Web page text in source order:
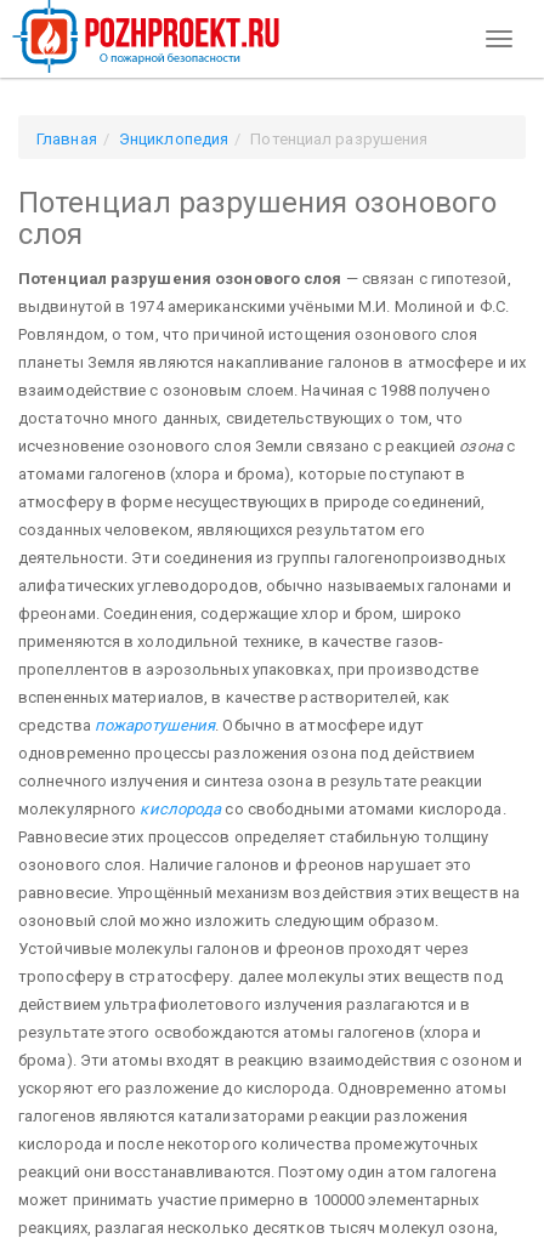
Главная Энциклопедия
Потенциал разрушения
Потенциал разрушения озонового
слоя
Потенциал разрушения озонового слоя — связан с гипотезой,
выдвинутой в 1974 американскими учёными М.И. Молиной и Ф.С.
Ровляндом, о том, что причиной истощения озонового слоя
планеты Земля являются накапливание галонов в атмосфере и их
взаимодействие с озоновым слоем. Начиная с 1988 получено
достаточно много данных, свидетельствующих о том, что
исчезновение озонового слоя Земли связано с реакцией озонас
атомами галогенов (хлора и брома), которые поступают в
атмосферу в форме несуществующих в природе соединений,
созданных человеком, являющихся результатом его
деятельности. Эти соединения из группы галогенопроизводных
алифатических углеводородов, обычно называемых галонами и
фреонами. Соединения, содержащие хлор и бром, широко
применяются в холодильной технике, в качестве газов-
пропеллентов в аэрозольных упаковках, при производстве
вспененных материалов, в качестве растворителей, как
средства пожаротушения. Обычно в атмосфере идут
одновременно процессы разложения озона под действием
солнечного излучения и синтеза озона в результате реакции
молекулярного кислородасо свободными атомами кислорода.
Равновесие этих процессов определяет стабильную толщину
озонового слоя. Наличие галонов и фреонов нарушает это
равновесие. Упрощённый механизм воздействия этих веществ на
озоновый слой можно изложить следующим образом.
Устойчивые молекулы галонов и фреонов проходят через
тропосферу в стратосферу. далее молекулы этих веществ под
действием ультрафиолетового излучения разлагаются и в
результате этого освобождаются атомы галогенов (хлора и
брома). Эти атомы входят в реакцию взаимодействия с озоном и
ускоряют его разложение до кислорода. Одновременно атомы
галогенов являются катализаторами реакции разложения
кислорода и после некоторого количества промежуточных
реакций они восстанавливаются. Поэтому один атом галогена
может принимать участие примерно в 100000 элементарных
реакциях, разлагая несколько десятков тысяч молекул озона,